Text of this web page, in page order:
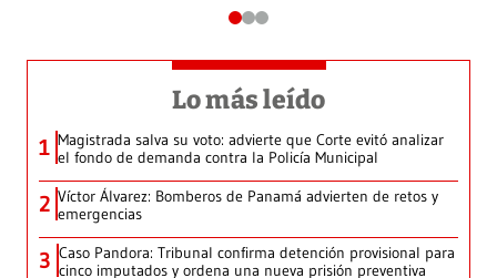
Lo más leído
1 Magistrada salva su voto: advierte que Corte evitó analizar
el fondo de demanda contra la Policía Municipal
2 Víctor Álvarez: Bomberos de Panamá advierten de retos y
emergencias
3 Caso Pandora: Tribunal confirma detención provisional para
cinco imputados y ordena una nueva prisión preventiva